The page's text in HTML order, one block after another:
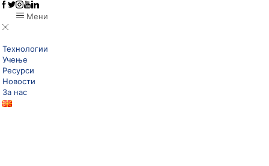
Мени
Технологии
Учење
Ресурси
Новости
За нас